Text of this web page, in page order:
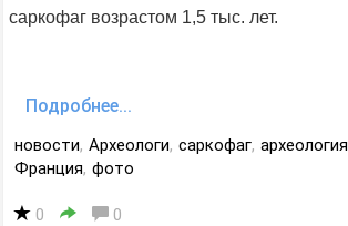
саркофаг возрастом 1,5 тыс. лет.
Подробнее...
новости, Археологи, саркофаг, археология
Франция, фото
0 0